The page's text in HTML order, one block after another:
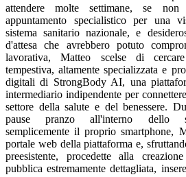
attendere molte settimane, se
appuntamento specialistico per una
sistema sanitario nazionale, e
d'attesa che avrebbero potuto
lavorativa, Matteo scelse di
tempestiva, altamente specializzata e
digitali di StrongBody AI, una
intermediario indipendente per
settore della salute e del benessere.
pause pranzo all'interno dello
semplicemente il proprio smartphone,
portale web della piattaforma e,
preesistente, procedette alla
pubblica estremamente dettagliata,